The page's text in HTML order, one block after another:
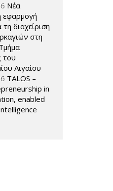
Νέα
εφαρμογή
διαχείριση
στη
του
Αιγαίου
TALOS –
in
enabled